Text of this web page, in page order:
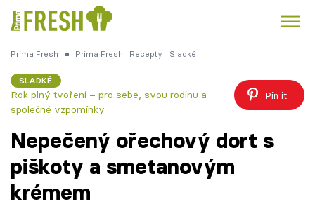
Česká kuchyně Čokoláda
Témata
Prima Fresh ■ Prima Fresh Recepty Sladké
SLADKÉ
Rok plný tvoření – pro sebe, svou rodinu a
společné vzpomínky
Pin it
Nepečený ořechový dort s
piškoty a smetanovým
krémem